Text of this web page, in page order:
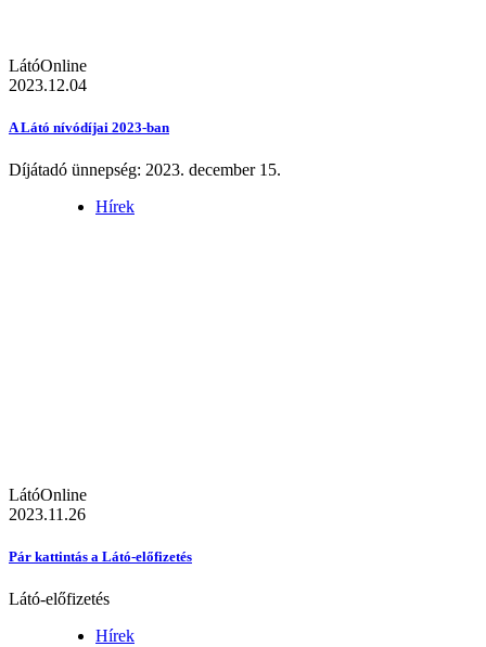
LátóOnline
2023.12.04
A Látó nívódíjai 2023-ban
Díjátadó ünnepség: 2023. december 15.
Hírek
LátóOnline
2023.11.26
Pár kattintás a Látó-előfizetés
Látó-előfizetés
Hírek